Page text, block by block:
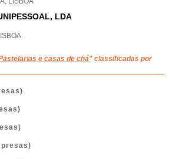
LDA
e casas de chá" classificadas por